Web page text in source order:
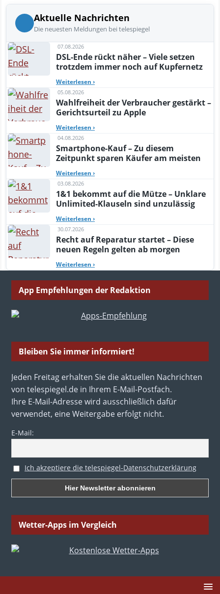
Aktuelle Nachrichten
Die neuesten Meldungen bei telespiegel
07.08.2026
DSL-Ende rückt näher – Viele setzen
trotzdem immer noch auf Kupfernetz
Weiterlesen ›
05.08.2026
Wahlfreiheit der Verbraucher gestärkt –
Gerichtsurteil zu Apple
Weiterlesen ›
04.08.2026
Smartphone-Kauf – Zu diesem
Zeitpunkt sparen Käufer am meisten
Weiterlesen ›
03.08.2026
1&1 bekommt auf die Mütze – Unklare
Unlimited-Klauseln sind unzulässig
Weiterlesen ›
30.07.2026
Recht auf Reparatur startet – Diese
neuen Regeln gelten ab morgen
Weiterlesen ›
App Empfehlungen der Redaktion
Bleiben Sie immer informiert!
Jeden Freitag erhalten Sie die aktuellen Nachrichten
von telespiegel.de in Ihrem E-Mail-Postfach.
Ihre E-Mail-Adresse wird ausschließlich dafür
verwendet, eine Weitergabe erfolgt nicht.
E-Mail:
Ich akzeptiere die telespiegel-Datenschutzerklärung
Wetter-Apps im Vergleich